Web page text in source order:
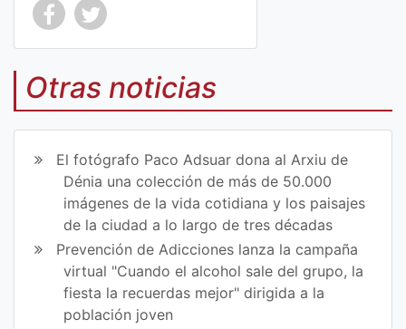
Co
mp
art
en
Fa
ce
bo
ok
Co
mp
art
ir
en
Tw
itt
er
Otras noticias
El fotógrafo Paco Adsuar dona al Arxiu de
Dénia una colección de más de 50.000
imágenes de la vida cotidiana y los paisajes
de la ciudad a lo largo de tres décadas
Prevención de Adicciones lanza la campaña
virtual "Cuando el alcohol sale del grupo, la
fiesta la recuerdas mejor" dirigida a la
población joven